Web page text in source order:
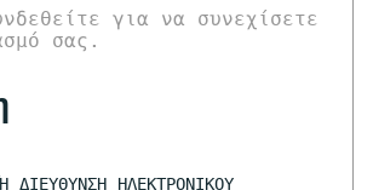
για να συνεχίσετε
σας.
ΗΛΕΚΤΡΟΝΙΚΟΎ Τ